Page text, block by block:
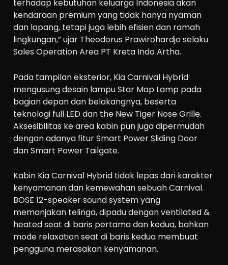
terhadap kebutuhan keluarga Indonesia akan
kendaraan premium yang tidak hanya nyaman
dan lapang, tetapi juga lebih efisien dan ramah
lingkungan,” ujar Theodorus Prawirohardjo selaku
Sales Operation Area PT Kreta Indo Artha.
Pada tampilan eksterior, Kia Carnival Hybrid
mengusung desain lampu Star Map Lamp pada
bagian depan dan belakangnya, beserta
teknologi full LED dan the New Tiger Nose Grille.
Aksesibilitas ke area kabin pun juga dipermudah
dengan adanya fitur Smart Power Sliding Door
dan Smart Power Tailgate.
Kabin Kia Carnival Hybrid tidak lepas dari karakter
kenyamanan dan kemewahan sebuah Carnival.
BOSE 12-speaker sound system yang
memanjakan telinga, dipadu dengan ventilated &
heated seat di baris pertama dan kedua, bahkan
mode relaxation seat di baris kedua membuat
pengguna merasakan kenyamanan.